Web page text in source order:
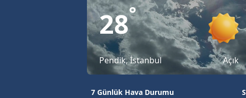
28°
Pendik, İstanbul Açık
7 Günlük Hava Durumu